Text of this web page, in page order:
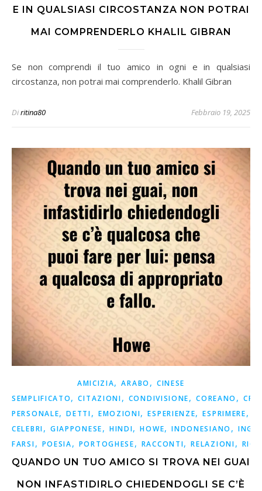
E IN QUALSIASI CIRCOSTANZA NON POTRAI
MAI COMPRENDERLO KHALIL GIBRAN
Se non comprendi il tuo amico in ogni e in qualsiasi
circostanza, non potrai mai comprenderlo. Khalil Gibran
Diritina80 Febbraio 19, 2025
AMICIZIA,ARABO , CINESE
SEMPLIFICATO,CITAZIONI, CONDIVISIONE,COREANO ,
PERSONALE,DETTI, EMOZIONI,ESPERIENZE,ESPRIMERE,
CELEBRI, GIAPPONESE, HINDI,HOWE,INDONESIANO ,
FARSI, POESIA, PORTOGHESE, RACCONTI,RELAZIONI,
QUANDO UN TUO AMICO SI TROVA NEI GUAI
NON INFASTIDIRLO CHIEDENDOGLI SE C’È